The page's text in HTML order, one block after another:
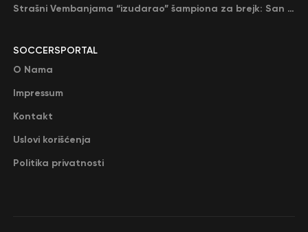
SOCCERSPORTAL
O Nama
Impressum
Kontakt
Uslovi korišćenja
Politika privatnosti
Strašni Vembanjama “izudarao” šampiona za brejk: San Antonio poveo protiv Oklahome